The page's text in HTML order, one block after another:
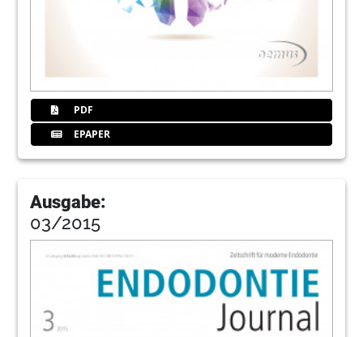
PDF
EPAPER
Ausgabe:
03/2015